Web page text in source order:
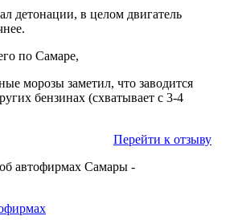
детонации, в целом двигатель
по Самаре,
морозы заметил, что заводится
бензинах (схватывает с 3-4
Перейти к отзыву
автофирмах Самары -